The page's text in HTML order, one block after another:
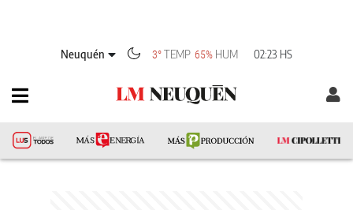
Neuquén 3° TEMP 65% HUM 02:23 HS